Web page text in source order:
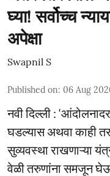
घ्या! सर्वोच्च
अपेक्षा
Swapnil S
Published on: 06 Aug
नवी दिल्ली :
घडल्यास अथवा काही
सुव्यवस्था राखणाऱ्या
वेळी तरुणांना समजून